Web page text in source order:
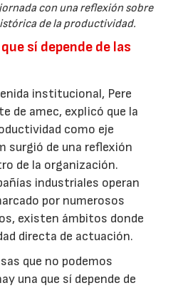
con una reflexión sobre
de la productividad.
sí depende de las
institucional, Pere
de amec, explicó que la
como eje
surgió de una reflexión
de la organización.
industriales operan
por numerosos
existen ámbitos donde
directa de actuación.
que no podemos
una que sí depende de